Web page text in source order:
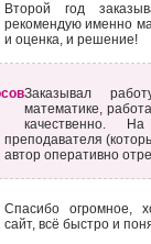
Второй год
рекомендую именно
и оценка, и решение!
Заказывал
математике,
качественно.
преподавателя
автор оперативно
Спасибо огромное,
сайт, всё быстро и